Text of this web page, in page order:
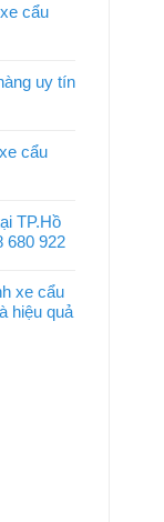
cẩu
uy tín
cẩu
TP.Hồ
680 922
xe cẩu
hiệu quả